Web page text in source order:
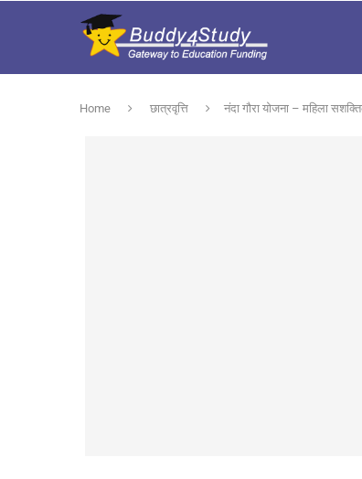
Home छात्रवृत्ति नंदा गौरा योजना – महिला